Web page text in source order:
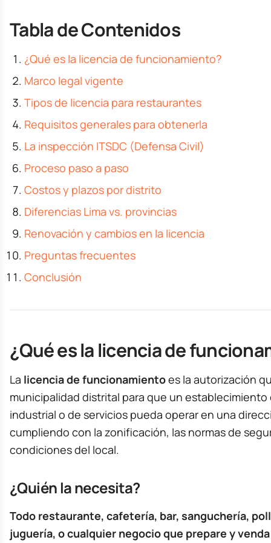
Tabla de Contenidos
¿Qué es la licencia de funcionamiento?
Marco legal vigente
Tipos de licencia para restaurantes
Requisitos generales para obtenerla
La inspección ITSDC (Defensa Civil)
Proceso paso a paso
Costos y plazos por distrito
Diferencias Lima vs. provincias
Renovación y cambios en la licencia
Preguntas frecuentes
Conclusión
¿Qué es la licencia de
La licencia de funcionamientoes la autorización
municipalidad distrital para que un establecimiento
industrial o de servicios pueda operar en una
cumpliendo con la zonificación, las normas de
condiciones del local.
¿Quién la necesita?
Todo restaurante, cafetería, bar, sanguchería,
juguería, o cualquier negocio que prepare y